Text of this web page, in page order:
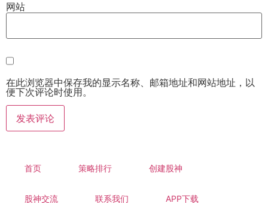
网站
在此浏览器中保存我的显示名称、邮箱地址和网站地址，以
便下次评论时使用。
首页 策略排行 创建股神
股神交流 联系我们 APP下载